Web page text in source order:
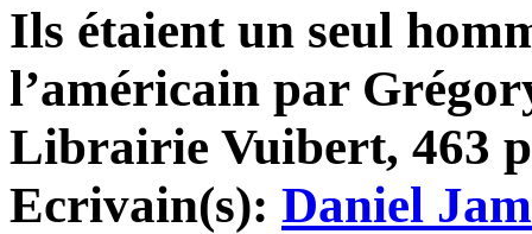
Ils étaient un seul
l’américain par
Librairie Vuibert, 463
Ecrivain(s): Daniel